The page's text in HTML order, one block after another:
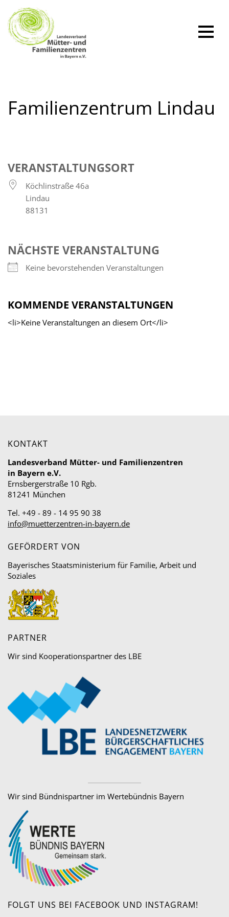
Zum
Inhalt
springen
Familienzentrum Lindau
VERANSTALTUNGSORT
Köchlinstraße 46a
Lindau
88131
NÄCHSTE VERANSTALTUNG
Keine bevorstehenden Veranstaltungen
KOMMENDE VERANSTALTUNGEN
<li>Keine Veranstaltungen an diesem Ort</li>
KONTAKT
Landesverband Mütter- und Familienzentren
in Bayern e.V.
Ernsbergerstraße 10 Rgb.
81241 München
Tel. +49 - 89 - 14 95 90 38
info@muetterzentren-in-bayern.de
GEFÖRDERT VON
Bayerisches Staatsministerium für Familie, Arbeit und
Soziales
PARTNER
Wir sind Kooperationspartner des LBE
Wir sind Bündnispartner im Wertebündnis Bayern
FOLGT UNS BEI FACEBOOK UND INSTAGRAM!